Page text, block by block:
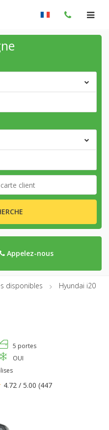
Appelez-nous
disponibles Hyundai i20
5 portes
OUI
4.72 / 5.00 (447